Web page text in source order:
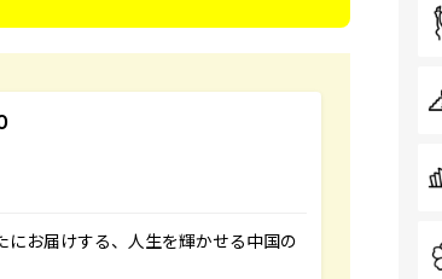
お届けする、人生を輝かせる中国の